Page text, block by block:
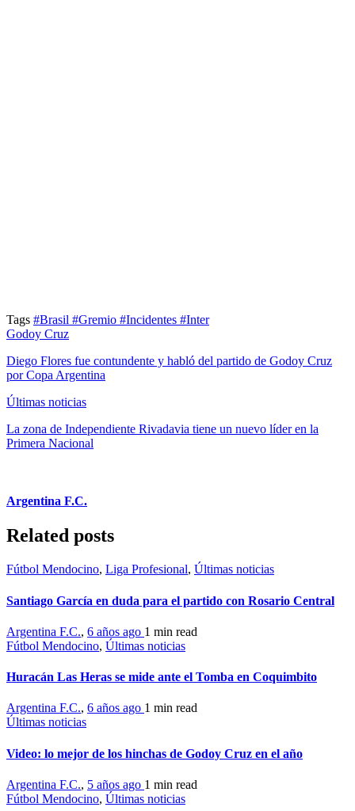
Tags #Brasil #Gremio #Incidentes #Inter
Godoy Cruz
Diego Flores fue contundente y habló del partido de Godoy Cruz
por Copa Argentina
Últimas noticias
La zona de Independiente Rivadavia tiene un nuevo líder en la
Primera Nacional
Argentina F.C.
Related posts
Fútbol Mendocino, Liga Profesional, Últimas noticias
Santiago García en duda para el partido con Rosario Central
Argentina F.C., 6 años ago 1 min read
Fútbol Mendocino, Últimas noticias
Huracán Las Heras se mide ante el Tomba en Coquimbito
Argentina F.C., 6 años ago 1 min read
Últimas noticias
Video: lo mejor de los hinchas de Godoy Cruz en el año
Argentina F.C., 5 años ago 1 min read
Fútbol Mendocino, Últimas noticias